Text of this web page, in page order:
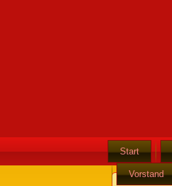
Start
Vorstand